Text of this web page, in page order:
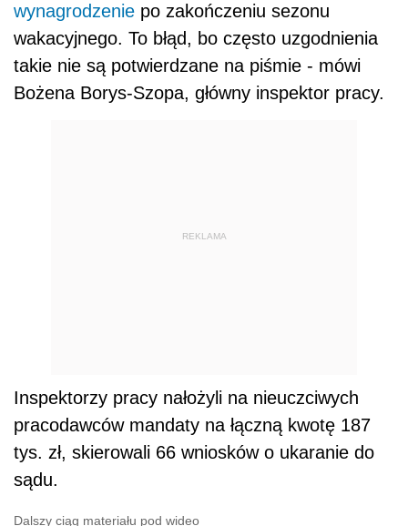
wynagrodzenie po zakończeniu sezonu
wakacyjnego. To błąd, bo często uzgodnienia
takie nie są potwierdzane na piśmie - mówi
Bożena Borys-Szopa, główny inspektor pracy.
REKLAMA
Inspektorzy pracy nałożyli na nieuczciwych
pracodawców mandaty na łączną kwotę 187
tys. zł, skierowali 66 wniosków o ukaranie do
sądu.
Dalszy ciąg materiału pod wideo